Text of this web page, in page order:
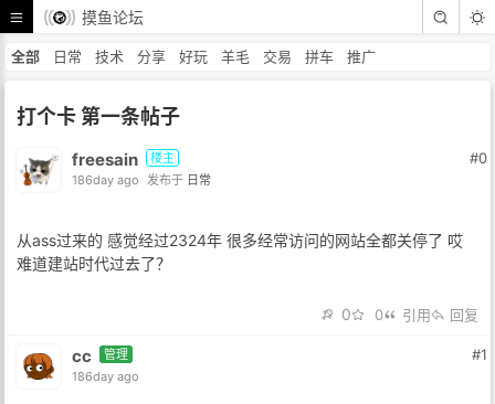
摸鱼论坛
全部 日常 技术 分享 好玩 羊毛 交易 拼车 推广
打个卡 第一条帖子
freesain
楼主
186day ago
发布于 日常
#0
从ass过来的 感觉经过2324年 很多经常访问的网站全都关停了 哎
难道建站时代过去了？
0 0 引用 回复
cc
管理
186day ago
#1